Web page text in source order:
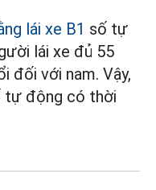
lái xe B1 số tự
lái xe đủ 55
đối với nam. Vậy,
tự động có thời